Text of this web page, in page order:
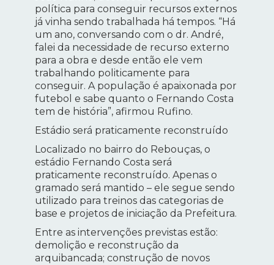
política para conseguir recursos externos
já vinha sendo trabalhada há tempos. “Há
um ano, conversando com o dr. André,
falei da necessidade de recurso externo
para a obra e desde então ele vem
trabalhando politicamente para
conseguir. A população é apaixonada por
futebol e sabe quanto o Fernando Costa
tem de história”, afirmou Rufino.
Estádio será praticamente reconstruído
Localizado no bairro do Rebouças, o
estádio Fernando Costa será
praticamente reconstruído. Apenas o
gramado será mantido – ele segue sendo
utilizado para treinos das categorias de
base e projetos de iniciação da Prefeitura.
Entre as intervenções previstas estão:
demolição e reconstrução da
arquibancada; construção de novos